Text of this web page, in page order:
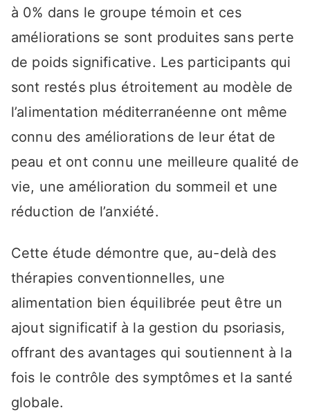
à 0% dans le groupe témoin et ces
améliorations se sont produites sans perte
de poids significative. Les participants qui
sont restés plus étroitement au modèle de
l’alimentation méditerranéenne ont même
connu des améliorations de leur état de
peau et ont connu une meilleure qualité de
vie, une amélioration du sommeil et une
réduction de l’anxiété.
Cette étude démontre que, au-delà des
thérapies conventionnelles, une
alimentation bien équilibrée peut être un
ajout significatif à la gestion du psoriasis,
offrant des avantages qui soutiennent à la
fois le contrôle des symptômes et la santé
globale.